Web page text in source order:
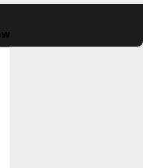
M. Rasyid Rajasa dan